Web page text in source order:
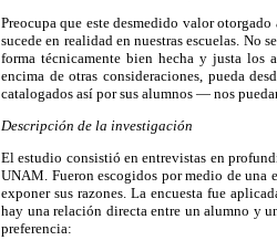
Preocupa que este desmedido valor
sucede en realidad en nuestras escuelas. No
forma técnicamente bien hecha y justa los
encima de otras consideraciones, pueda
catalogados así por sus alumnos — nos
Descripción de la investigación
El estudio consistió en entrevistas en
UNAM. Fueron escogidos por medio de una
exponer sus razones. La encuesta fue
hay una relación directa entre un alumno y
preferencia: